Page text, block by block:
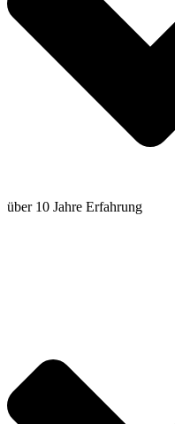
über 10 Jahre Erfahrung